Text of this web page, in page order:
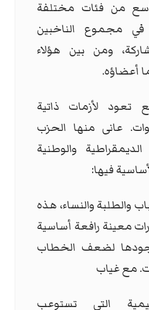
من فئات مختلفة
في مجموع الناخبين
ومن بين هؤلاء
أعضاؤه.
تعود لأزمات ذاتية
عانى منها الحزب
والوطنية
فيها:
والطلبة والنساء، هذه
معينة رافعة أساسية
لضعف الخطاب
مع غياب
التي تستوعب